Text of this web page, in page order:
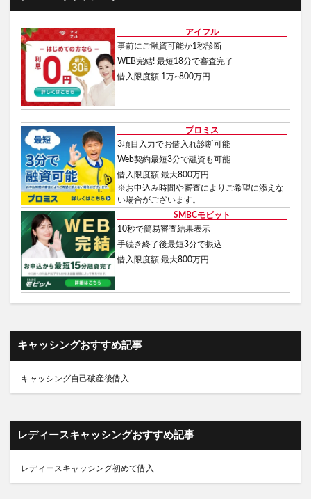
借入限度額 1万~800万円
借入限度額 最大800万円
※お申込み時間や審査によりご希望に添えな
い場合がございます。
SMBCモビット
10秒で簡易審査結果表示
手続き終了後最短3分で振込
借入限度額 最大800万円
キャッシング自己破産後借入
レディースキャッシング初めて借入